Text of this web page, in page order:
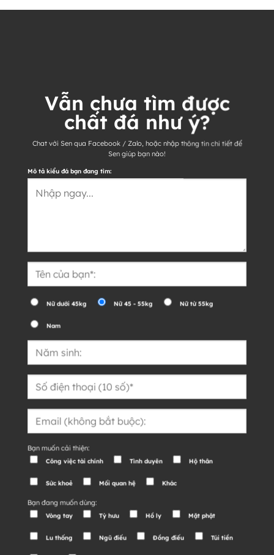
Vẫn chưa tìm được
chất đá như ý?
Chat với Sen qua Facebook / Zalo, hoặc nhập thông tin chi tiết để
Sen giúp bạn nào!
Mô tả kiểu đá bạn đang tìm:
Nữ dưới 45kg Nữ 45 - 55kg Nữ từ 55kg
Nam
Bạn muốn cải thiện:
Công việc tài chính Tình duyên Hộ thân
Sức khoẻ Mối quan hệ Khác
Bạn đang muốn dùng:
Vòng tay Tỳ hưu Hồ ly Mặt phật
Lu thống Ngũ điếu Đồng điếu Túi tiền